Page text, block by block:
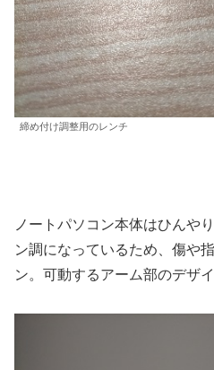
締め付け調整用のレンチ
ノートパソコン本体はひんや
ン調になっているため、傷や
ン。可動するアーム部のデザイ